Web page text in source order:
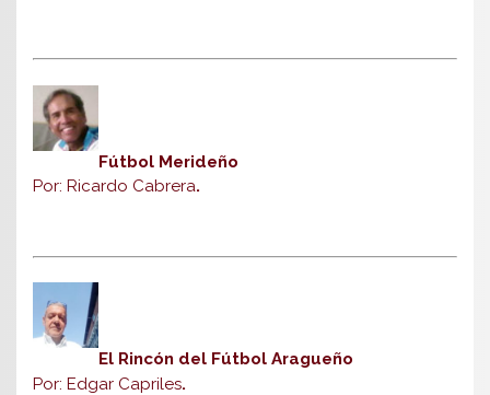
Fútbol Merideño
Por: Ricardo Cabrera.
El Rincón del Fútbol Aragueño
Por: Edgar Capriles.